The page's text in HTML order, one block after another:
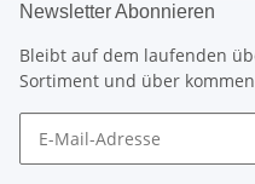
Newsletter Abonnieren
Bleibt auf dem laufenden
Sortiment und über